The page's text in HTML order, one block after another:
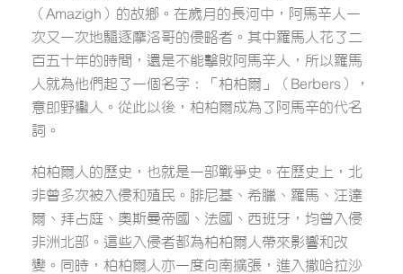
（Amazigh）的故鄉。在歲月的長河中，阿馬辛人一
次又一次地驅逐摩洛哥的侵略者。其中羅馬人花了二
百五十年的時間，還是不能擊敗阿馬辛人，所以羅馬
人就為他們起了一個名字：「柏柏爾」（Berbers），
意即野蠻人。從此以後，柏柏爾成為了阿馬辛的代名
詞。
柏柏爾人的歷史，也就是一部戰爭史。在歷史上，北
非曾多次被入侵和殖民。腓尼基、希臘、羅馬、汪達
爾、拜占庭、奧斯曼帝國、法國、西班牙，均曾入侵
非洲北部。這些入侵者都為柏柏爾人帶來影響和改
變。同時，柏柏爾人亦一度向南擴張，進入撒哈拉沙